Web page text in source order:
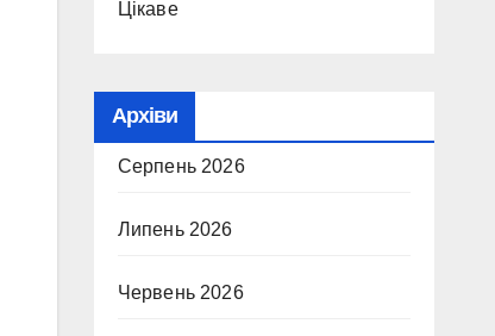
Цікаве
Архіви
Серпень 2026
Липень 2026
Червень 2026